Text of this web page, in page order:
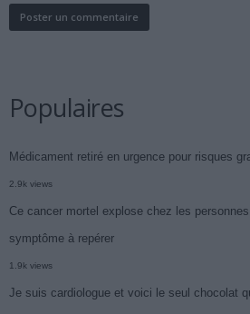
Populaires
Médicament retiré en urgence pour risques
2.9k views
Ce cancer mortel explose chez les
symptôme à repérer
1.9k views
Je suis cardiologue et voici le seul chocolat